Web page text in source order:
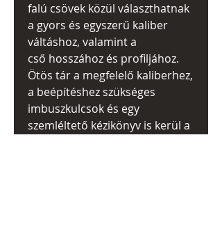
falú csövek közül választhatnak
a gyors és egyszerű kaliber
váltáshoz, valamint a
cső hosszához és profiljához.
Ötös tár a megfelelő kaliberhez,
a beépítéshez szükséges
imbuszkulcsok és egy
szemléltető kézikönyv is kerül a